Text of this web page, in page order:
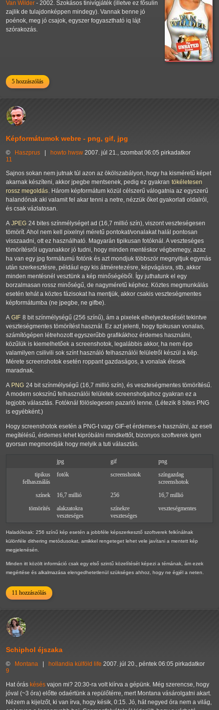
Van Wilder - 2002. Szokásos tinivígjáték (illetve ez fősulin
zajlik de tulajdonképpen mindegy). Vannak benne jó
poénok, meg jó csajok, egyszer fogyasztható iq lájt
szórakozás.
5 hozzászólás
Képformátumok webre - png, gif, jpg
© Haszprus | howto hwsw 2007. júl 21., szombat 06:05 pirkadatkor
11
Sajnos sokan nem jutnak túl azon az ökölszabályon, hogy ha kisméretű képet
akarnak készíteni, akkor jpegbe mentsenek, pedig ez gyakran tökéletesen
rossz megoldás . Három képformátum közül célszerű válogatnia az egyszerű
halandónak aki valamit fel akar tenni a netre, nézzük őket gyakorlati oldalról,
és csak vázlatosan.
A JPEG 24 bites színmélységet ad (16,7 millió szín), viszont veszteségesen
tömörít. Ahol nem kell pixelnyi méretű pontokat/vonalakat halál pontosan
visszaadni, ott ez használható. Magyarán tipikusan fotóknál. A veszteséges
tömörítésről ugyanakkor jó tudni, hogy minden mentéskor végbemegy, azaz
ha van egy jpg formátumú fotónk és azt mondjuk többször megnyitjuk egymás
után szerkesztésre, például egy kis átméretezésre, képvágásra, stb, akkor
minden mentésnél vesztünk a kép minőségéből. Így juthatunk el egy
borzalmasan rossz minőségű, de nagyméretű képhez. Köztes megmunkálás
esetén tehát a köztes fázisokat ha mentjük, akkor csakis veszteségmentes
képformátumba (ne jpegbe, ne gifbe).
A GIF 8 bit színmélységű (256 színű), ám a pixelek elhelyezkedését tekintve
veszteségmentes tömörítést használ. Ez azt jelenti, hogy tipikusan vonalas,
számítógépen létrehozott egyszerűbb grafikákhoz érdemes használni,
közűlük is kiemelhetőek a screenshotok, legalábbis akkor, ha nem épp
valamilyen csilivili sok színt használó felhasználói felületről készül a kép.
Mérete screenshotok esetén roppant gazdaságos, a vonalak élesek
maradnak.
A PNG 24 bit színmélységű (16,7 millió szín), és veszteségmentes tömörítésű.
A modern sokszínű felhasználói felületek screenshotjaihoz gyakran ez a
legjobb választás. Fotóknál fölöslegesen pazarló lenne. (Létezik 8 bites PNG
is egyébként.)
Hogy screenshotok esetén a PNG-t vagy GIF-et érdemes-e használni, az eseti
megítélésű, érdemes lehet kipróbálni mindkettőt, bizonyos szoftverek igen
gyorsan megmondják hogy melyik a tuti választás.
jpg gif
png
tipikus
felhasználás
fotók screenshotok
színgazdag
screenshotok
színek
16,7 millió 256
16,7 millió
tömörítés
alakzatokra
veszteséges
színekre
veszteséges
veszteségmentes
Haladóknak: 256 színű kép esetén a jobbféle képszerkesztő szoftverek felkínálnak
különféle dithering metódusokat, amikkel rengeteget lehet vele javítani a mentett kép
megjelenésén.
Minden itt közölt információ csak egy első szintű közelítését képezi a témának, ám ezek
megértése és alkalmazása elengedhetetlenül szükséges ahhoz, hogy ne égjél a neten.
11 hozzászólás
Schiphol éjszaka
© Montana | hollandia külföld life 2007. júl 20., péntek 06:05 pirkadatkor
9
Hat órás késés vajon mi? 20:30-ra volt kiírva a gépünk. Még szerencse, hogy
jóval (~3 óra) előtte odaértünk a repülőtérre, mert Montana vásárolgatni akart.
Nézem a kijelzőt, ki van írva, hogy késik, 0:15. Jó, hát negyed óra nem a világ,